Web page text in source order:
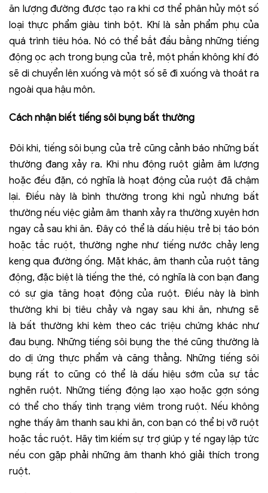
ăn lượng đường được tạo ra khi cơ thể phân hủy một số
loại thực phẩm giàu tinh bột. Khí là sản phẩm phụ của
quá trình tiêu hóa. Nó có thể bắt đầu bằng những tiếng
động ọc ạch trong bụng của trẻ, một phần không khí đó
sẽ di chuyển lên xuống và một số sẽ đi xuống và thoát ra
ngoài qua hậu môn.
Cách nhận biết tiếng sôi bụng bất thường
Đôi khi, tiếng sôi bụng của trẻ cũng cảnh báo những bất
thường đang xảy ra. Khi nhu động ruột giảm âm lượng
hoặc đều đặn, có nghĩa là hoạt động của ruột đã chậm
lại. Điều này là bình thường trong khi ngủ nhưng bất
thường nếu việc giảm âm thanh xảy ra thường xuyên hơn
ngay cả sau khi ăn. Đây có thể là dấu hiệu trẻ bị táo bón
hoặc tắc ruột, thường nghe như tiếng nước chảy leng
keng qua đường ống. Mặt khác, âm thanh của ruột tăng
động, đặc biệt là tiếng the thé, có nghĩa là con bạn đang
có sự gia tăng hoạt động của ruột. Điều này là bình
thường khi bị tiêu chảy và ngay sau khi ăn, nhưng sẽ
là bất thường khi kèm theo các triệu chứng khác như
đau bụng. Những tiếng sôi bụng the thé cũng thường là
do dị ứng thực phẩm và căng thẳng. Những tiếng sôi
bụng rất to cũng có thể là dấu hiệu sớm của sự tắc
nghẽn ruột. Những tiếng động lạo xạo hoặc gợn sóng
có thể cho thấy tình trạng viêm trong ruột. Nếu không
nghe thấy âm thanh sau khi ăn, con bạn có thể bị vỡ ruột
hoặc tắc ruột. Hãy tìm kiếm sự trợ giúp y tế ngay lập tức
nếu con gặp phải những âm thanh khó giải thích trong
ruột.